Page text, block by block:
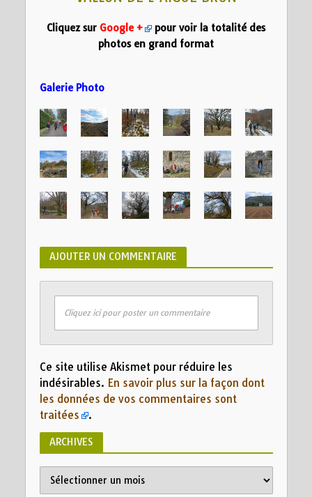
Cliquez sur Google +
pour voir la totalité des
photos en grand format
Galerie Photo
AJOUTER UN COMMENTAIRE
Cliquez ici pour poster un commentaire
Ce site utilise Akismet pour réduire les
indésirables. En savoir plus sur la façon dont
les données de vos commentaires sont
traitées
.
ARCHIVES